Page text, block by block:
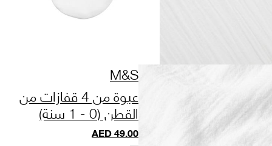
M&S
عبوة من 4 قفازات من
القطن (0 - 1 سنة)
AED49.00